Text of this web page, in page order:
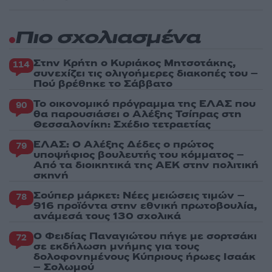
Πιο σχολιασμένα
114 Στην Κρήτη ο Κυριάκος Μητσοτάκης,
συνεχίζει τις ολιγοήμερες διακοπές του –
Πού βρέθηκε το Σάββατο
90 Το οικονομικό πρόγραμμα της ΕΛΑΣ που
θα παρουσιάσει ο Αλέξης Τσίπρας στη
Θεσσαλονίκη: Σχέδιο τετραετίας
79 ΕΛΑΣ: Ο Αλέξης Δέδες ο πρώτος
υποψήφιος βουλευτής του κόμματος –
Από τα διοικητικά της ΑΕΚ στην πολιτική
σκηνή
78 Σούπερ μάρκετ: Νέες μειώσεις τιμών –
916 προϊόντα στην εθνική πρωτοβουλία,
ανάμεσά τους 130 σχολικά
72 Ο Φειδίας Παναγιώτου πήγε με σορτσάκι
σε εκδήλωση μνήμης για τους
δολοφονημένους Κύπριους ήρωες Ισαάκ
– Σολωμού